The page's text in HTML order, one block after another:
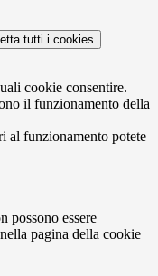
tutti i cookies
cookie consentire.
il funzionamento della
al funzionamento potete
possono essere
pagina della cookie